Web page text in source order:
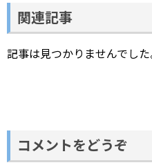
関連記事
記事は見つかりませんでした
コメントをどうぞ